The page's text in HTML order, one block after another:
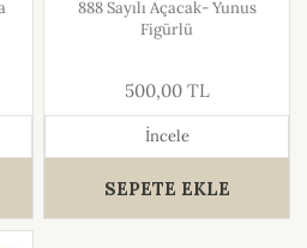
888 Sayılı Açacak- Yunus
Figürlü
500,00 TL
İncele
SEPETE EKLE